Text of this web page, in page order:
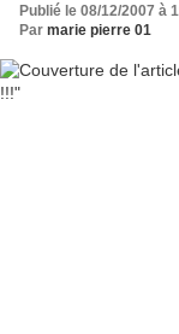
Publié le 08/12/2007 à
Par marie pierre 01